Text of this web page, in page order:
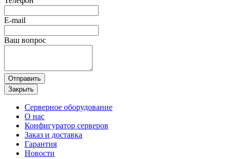
E-mail
Ваш вопрос
Отправить
Закрыть
Серверное оборудование
О нас
Конфигуратор серверов
Заказ и доставка
Гарантия
Новости